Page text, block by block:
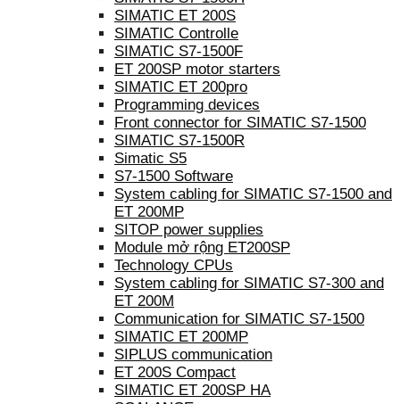
SIMATIC ET 200S
SIMATIC Controlle
SIMATIC S7-1500F
ET 200SP motor starters
SIMATIC ET 200pro
Programming devices
Front connector for SIMATIC S7-1500
SIMATIC S7-1500R
Simatic S5
S7-1500 Software
System cabling for SIMATIC S7-1500 and
ET 200MP
SITOP power supplies
Module mở rộng ET200SP
Technology CPUs
System cabling for SIMATIC S7-300 and
ET 200M
Communication for SIMATIC S7-1500
SIMATIC ET 200MP
SIPLUS communication
ET 200S Compact
SIMATIC ET 200SP HA